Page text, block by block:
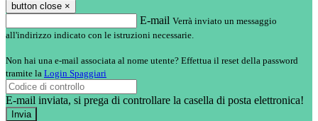
button close ×
E-mail Verrà inviato un messaggio
all'indirizzo indicato con le istruzioni necessarie.
Non hai una e-mail associata al nome utente? Effettua il reset della password
tramite la Login Spaggiari
E-mail inviata, si prega di controllare la casella di posta elettronica!